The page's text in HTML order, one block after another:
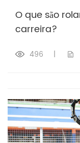
O que são
carreira?
496 |